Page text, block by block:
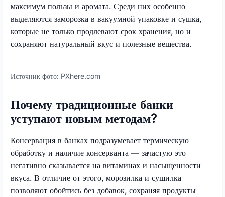
максимум пользы и аромата. Среди них особенно
выделяются заморозка в вакуумной упаковке и сушка,
которые не только продлевают срок хранения, но и
сохраняют натуральный вкус и полезные вещества.
Источник фото: PXhere.com
Почему традиционные банки
уступают новым методам?
Консервация в банках подразумевает термическую
обработку и наличие консерванта — зачастую это
негативно сказывается на витаминах и насыщенности
вкуса. В отличие от этого, морозилка и сушилка
позволяют обойтись без добавок, сохраняя продукты